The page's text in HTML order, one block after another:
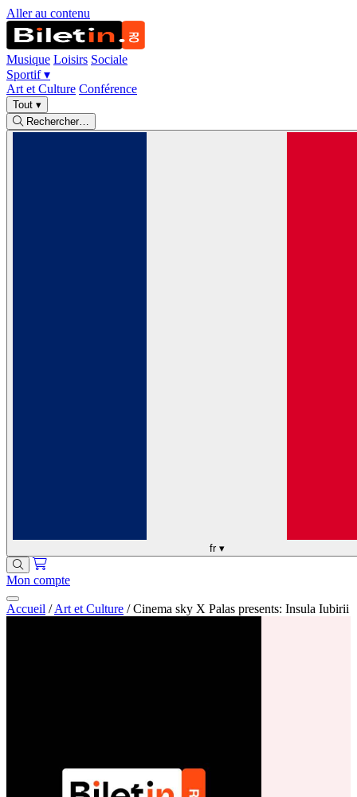
Aller au contenu
Musique Loisirs Sociale
Sportif▾
Art et Culture Conférence
Tout ▾
Rechercher…
fr ▾
Mon compte
Accueil / Art et Culture / Cinema sky X Palas presents: Insula Iubirii